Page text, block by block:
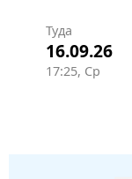
Туда
16.09.26
17:25, Ср